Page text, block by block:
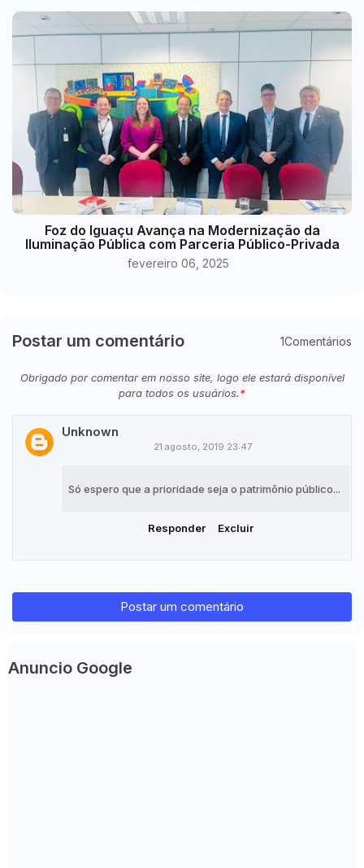
Foz do Iguaçu Avança na Modernização da
Iluminação Pública com Parceria Público-Privada
fevereiro 06, 2025
Postar um comentário 1Comentários
Obrigado por comentar em nosso site, logo ele estará disponível
para todos os usuários.
Unknown
21 agosto, 2019 23:47
Só espero que a prioridade seja o patrimônio público...
Responder Excluir
Postar um comentário
Anuncio Google